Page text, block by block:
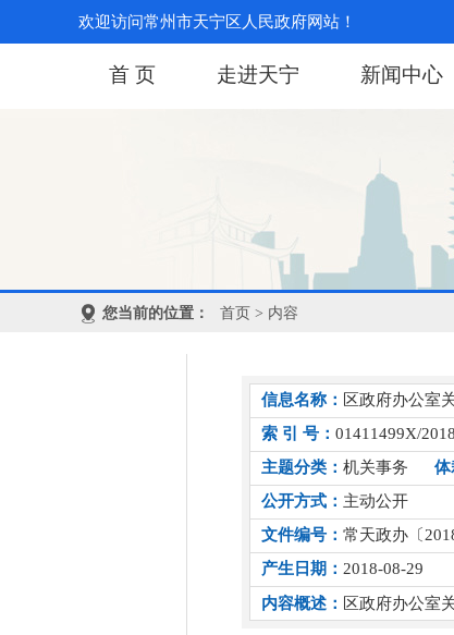
欢迎访问常州市天宁区人民政府网站！
首 页 走进天宁 新闻中心
您当前的位置： 首页 > 内容
信息名称： 区政府办公室
索 引 号： 01411499X/
主题分类： 机关事务 体
公开方式： 主动公开
文件编号： 常天政办〔
产生日期： 2018-08-29
内容概述： 区政府办公室